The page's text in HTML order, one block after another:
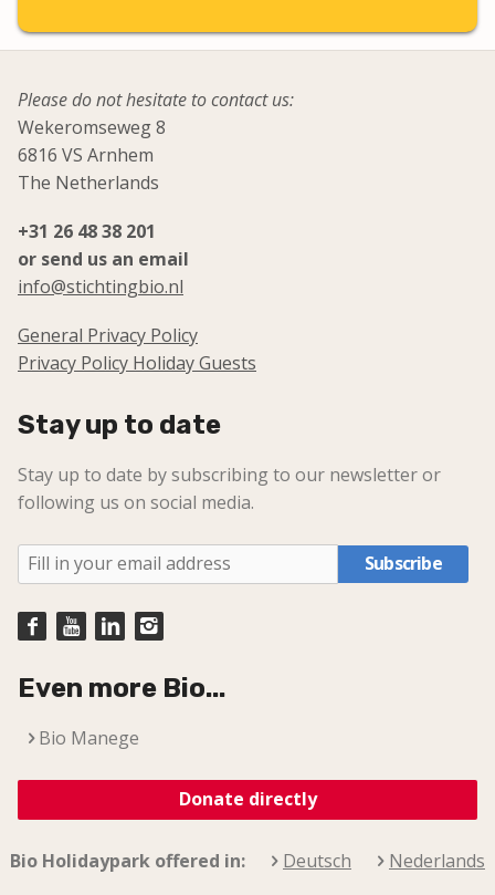
Please do not hesitate to contact us:
Wekeromseweg 8
6816 VS Arnhem
The Netherlands
+31 26 48 38 201
or send us an email
info@stichtingbio.nl
General Privacy Policy
Privacy Policy Holiday Guests
Stay up to date
Stay up to date by subscribing to our newsletter or
following us on social media.
Subscribe
Even more Bio...
Bio Manege
Donate directly
Bio Holidaypark offered in: Deutsch Nederlands